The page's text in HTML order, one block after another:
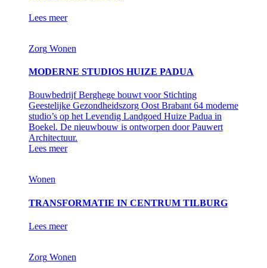
Lees meer
Zorg Wonen
MODERNE STUDIOS HUIZE PADUA
Bouwbedrijf Berghege bouwt voor Stichting
Geestelijke Gezondheidszorg Oost Brabant 64 moderne
studio’s op het Levendig Landgoed Huize Padua in
Boekel. De nieuwbouw is ontworpen door Pauwert
Architectuur.
Lees meer
Wonen
TRANSFORMATIE IN CENTRUM TILBURG
Lees meer
Zorg Wonen